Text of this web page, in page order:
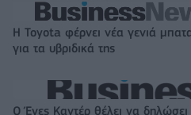
Η Toyota φέρνει νέα γενιά
για τα υβριδικά της
Ο Ένες Καντέρ θέλει να